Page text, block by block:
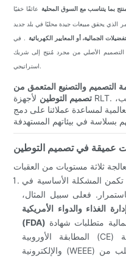
بما يتناسب مع السوق المحلية عائقًا خفيًا
الذي يحقق مبيعات جيدة محليًا في بلد جديد
الجمالية، أو المعايير الكهربائية
. في
التصميم الأصلي من مجرد مُنتِج إلى شريك
تصميم التوطين لأجهزة RLT. فنحن لا نكتفي باتباع المخططات فحسب،
لمساعدة عملائنا على دمج
في تصميم التوطين
تكمن المشكلة الأساسية في
فعلى سبيل المثال،
الغذاء والدواء الأمريكية
متطلبات شهادة
المطابقة الأوروبية (CE) وتوجيهات نفايات المعدات الكهربائية
والإلكترونية (WEEE) عند دخوله السوق الأوروبية، مما يتطلب من